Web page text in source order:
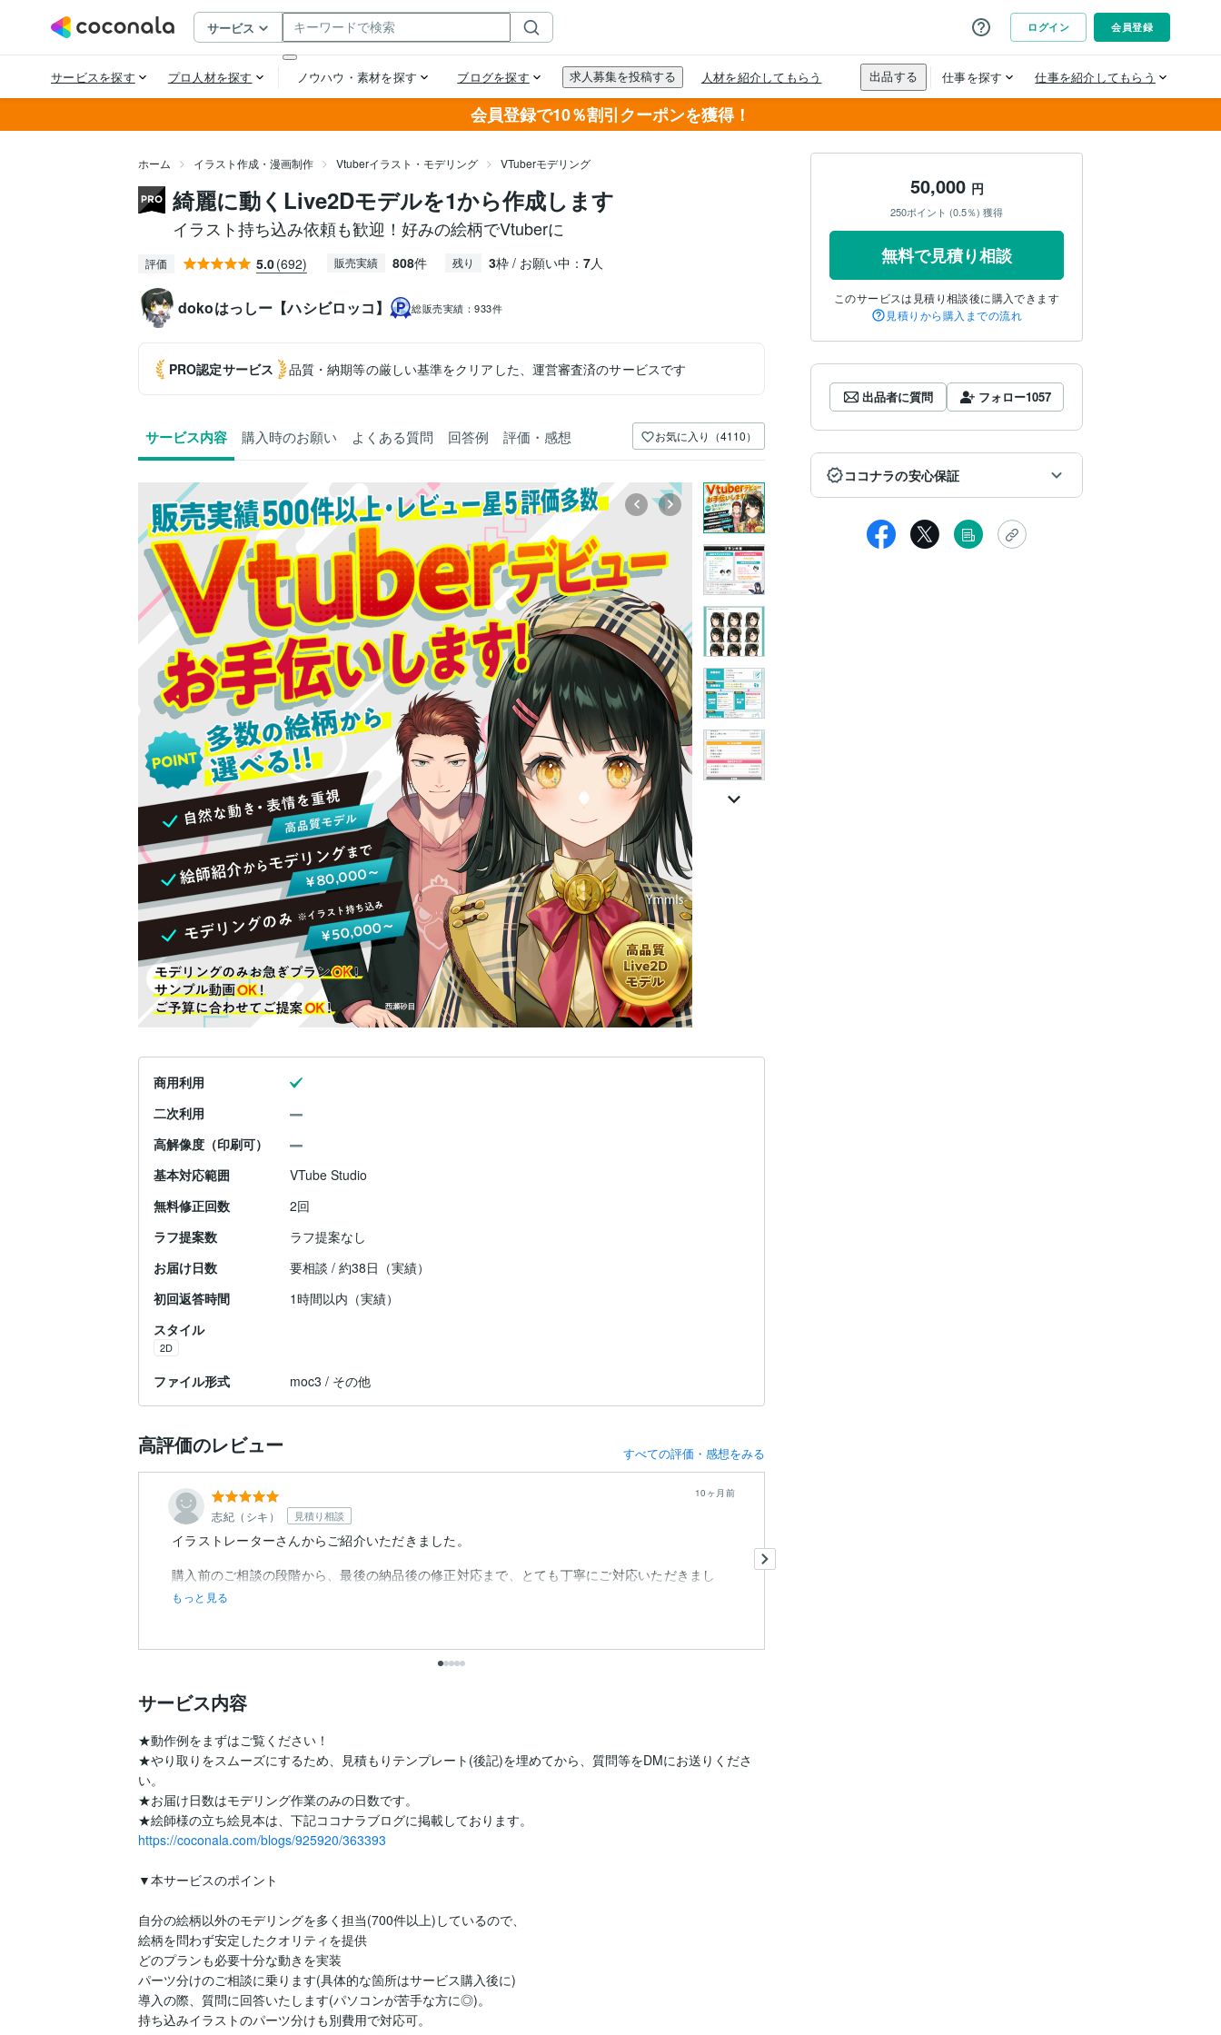
会員登録で10％割引クーポンを獲得！
ホーム イラスト作成・漫画制作 Vtuberイラスト・モデリング VTuberモデリング
綺麗に動くLive2Dモデルを1から作成します
イラスト持ち込み依頼も歓迎！好みの絵柄でVtuberに
評価 5.0(692) 販売実績 808件 残り 3枠 / お願い中： 7人
dokoはっしー【ハシビロッコ】 総販売実績：933件
PRO認定サービス 品質・納期等の厳しい基準をクリアした、運営審査済のサービスです
サービス内容 購入時のお願い よくある質問 回答例 評価・感想 お気に入り（4110）
商用利用
二次利用
高解像度（印刷可）
基本対応範囲
VTube Studio
無料修正回数
2回
ラフ提案数
ラフ提案なし
お届け日数
要相談 / 約38日（実績）
初回返答時間
1時間以内（実績）
スタイル
2D
ファイル形式 moc3 / その他
高評価のレビュー すべての評価・感想をみる
志紀（シキ） 見積り相談
10ヶ月前
イラストレーターさんからご紹介いただきました。
購入前のご相談の段階から、最後の納品後の修正対応まで、とても丁寧にご対応いただきまし
た。
もっと見る
サービス内容
★動作例をまずはご覧ください！
★やり取りをスムーズにするため、見積もりテンプレート(後記)を埋めてから、質問等をDMにお送りくださ
い。
★お届け日数はモデリング作業のみの日数です。
https://coconala.com/blogs/925920/363393
▼本サービスのポイント
自分の絵柄以外のモデリングを多く担当(700件以上)しているので、
絵柄を問わず安定したクオリティを提供
どのプランも必要十分な動きを実装
パーツ分けのご相談に乗ります(具体的な箇所はサービス購入後に)
導入の際、質問に回答いたします(パソコンが苦手な方に◎)。
持ち込みイラストのパーツ分けも別費用で対応可。
50,000 円
250ポイント (0.5％) 獲得
無料で見積り相談
このサービスは見積り相談後に購入できます
見積りから購入までの流れ
出品者に質問 フォロー1057
ココナラの安心保証